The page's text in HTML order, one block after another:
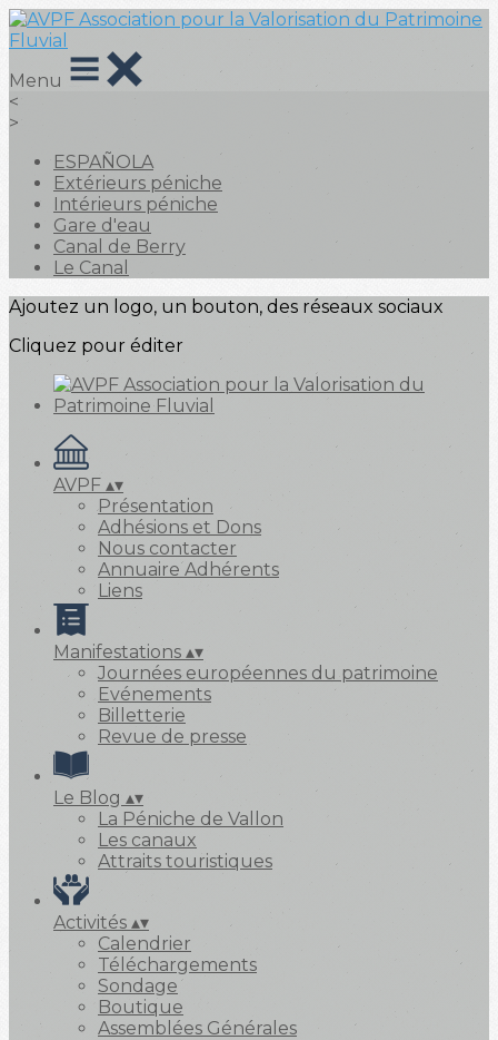
Menu
<
>
ESPAÑOLA
Extérieurs péniche
Intérieurs péniche
Gare d'eau
Canal de Berry
Le Canal
Ajoutez un logo, un bouton, des réseaux sociaux
Cliquez pour éditer
AVPF ▴▾
Présentation
Adhésions et Dons
Nous contacter
Annuaire Adhérents
Liens
Manifestations ▴▾
Journées européennes du patrimoine
Evénements
Billetterie
Revue de presse
Le Blog ▴▾
La Péniche de Vallon
Les canaux
Attraits touristiques
Activités ▴▾
Calendrier
Téléchargements
Sondage
Boutique
Assemblées Générales